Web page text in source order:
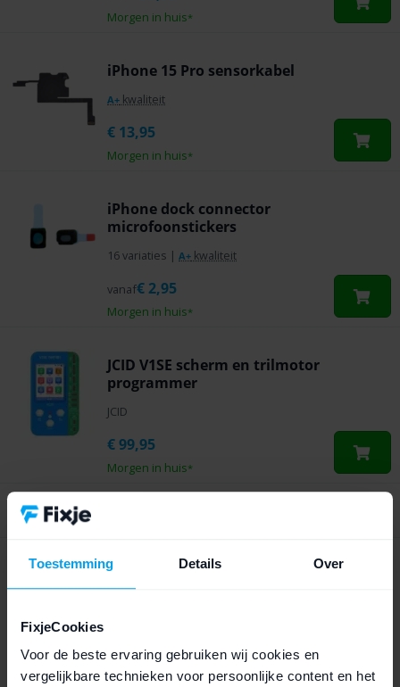
Toestemming Details Over
FixjeCookies
Voor de beste ervaring gebruiken wij cookies en
vergelijkbare technieken voor persoonlijke content en het
Morgen in huis*
iPhone 15 Pro sensorkabel
A+ kwaliteit
Morgen in huis*
€ 13,95
iPhone dock connector
microfoonstickers
16 variaties | A+ kwaliteit
Morgen in huis*
vanaf€ 2,95
JCID V1SE scherm en trilmotor
programmer
JCID
Morgen in huis*
€99,95
4smarts USB-C naar USB-C kabel - 1,5
meter - Wit
Morgen in huis*
€14,95